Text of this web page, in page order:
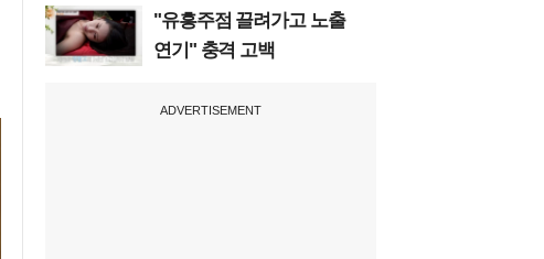
"유흥주점 끌려가고 노출
연기" 충격 고백
ADVERTISEMENT